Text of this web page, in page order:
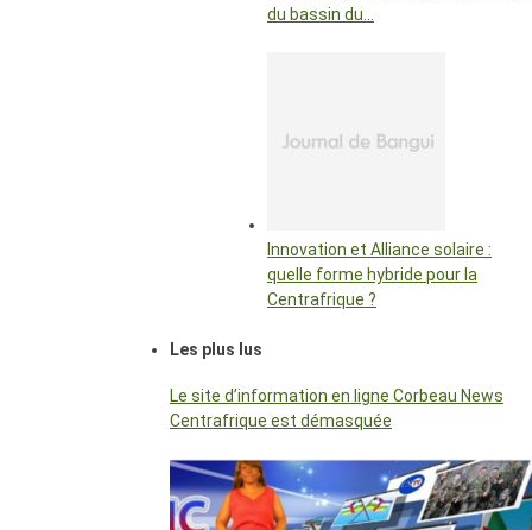
du bassin du…
Innovation et Alliance solaire :
quelle forme hybride pour la
Centrafrique ?
Les plus lus
Le site d’information en ligne Corbeau News
Centrafrique est démasquée